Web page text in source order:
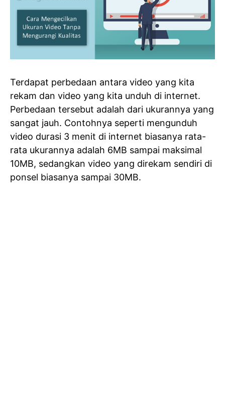
Terdapat perbedaan antara video yang kita
rekam dan video yang kita unduh di internet.
Perbedaan tersebut adalah dari ukurannya yang
sangat jauh. Contohnya seperti mengunduh
video durasi 3 menit di internet biasanya rata-
rata ukurannya adalah 6MB sampai maksimal
10MB, sedangkan video yang direkam sendiri di
ponsel biasanya sampai 30MB.